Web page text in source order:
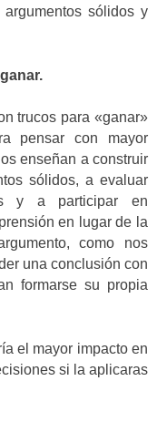
sólidos y
trucos para «ganar»
pensar con mayor
enseñan a construir
sólidos, a evaluar
y a participar en
en lugar de la
como nos
una conclusión con
formarse su propia
el mayor impacto en
si la aplicaras